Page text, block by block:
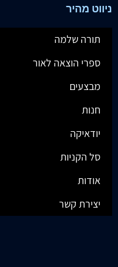
ניווט מהיר
תורה שלמה
ספרי הוצאה לאור
מבצעים
חנות
יודאיקה
סל הקניות
אודות
יצירת קשר